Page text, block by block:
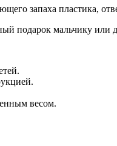
запаха пластика,
подарок мальчику или
весом.